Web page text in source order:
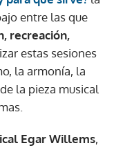
entre las que
recreación,
estas sesiones
la armonía, la
la pieza musical
Egar Willems,